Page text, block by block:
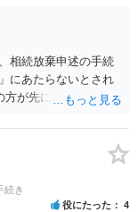
くなってから相続す
するのがおすすめと
はあるかもしれませ
います。
相続放棄申述の手続
にあたらないとされ
方が先に来るのが通常
費用ならいくらでもよ
として当然認められ
し、相続人の皆さん
を行った費用であれ
い可能性が高いの
続き
役にたった 4